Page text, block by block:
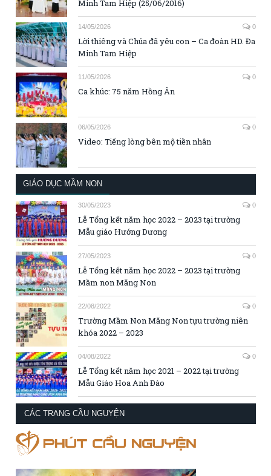
Minh Tam Hiệp (25/06/2016)
14/05/2026 0
Lời thiêng và Chúa đã yêu con – Ca đoàn HD. Đa
Minh Tam Hiệp
11/05/2026 0
Ca khúc: 75 năm Hồng Ân
06/05/2026 0
Video: Tiếng lòng bên mộ tiền nhân
GIÁO DỤC MẦM NON
30/05/2023 0
Lễ Tổng kết năm học 2022 – 2023 tại trường
Mẫu giáo Hướng Dương
27/05/2023 0
Lễ Tổng kết năm học 2022 – 2023 tại trường
Mầm non Măng Non
22/08/2022 0
Trường Mầm Non Măng Non tựu trường niên
khóa 2022 – 2023
04/08/2022 0
Lễ Tổng kết năm học 2021 – 2022 tại trường
Mẫu Giáo Hoa Anh Đào
CÁC TRANG CẦU NGUYỆN